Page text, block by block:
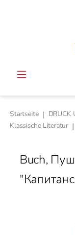
Startseite | DRUCK
Klassische Literatur |
Buch,